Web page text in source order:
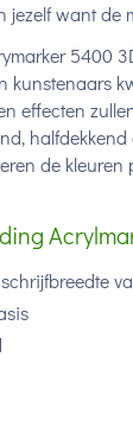
jezelf want de
5400
kunstenaars
effecten
de